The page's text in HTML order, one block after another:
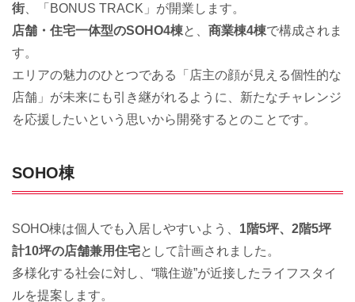
街 、「BONUS TRACK」が開業します。
店舗・住宅一体型のSOHO4棟と、 商業棟4棟で構成されま
す。
エリアの魅力のひとつである「店主の顔が見える個性的な
店舗」が未来にも引き継がれるように、新たなチャレンジ
を応援したいという思いから開発するとのことです。
SOHO棟
SOHO棟は個人でも入居しやすいよう、 1階5坪、2階5坪
計10坪の店舗兼用住宅として計画されました。
多様化する社会に対し、“職住遊”が近接したライフスタイ
ルを提案します。